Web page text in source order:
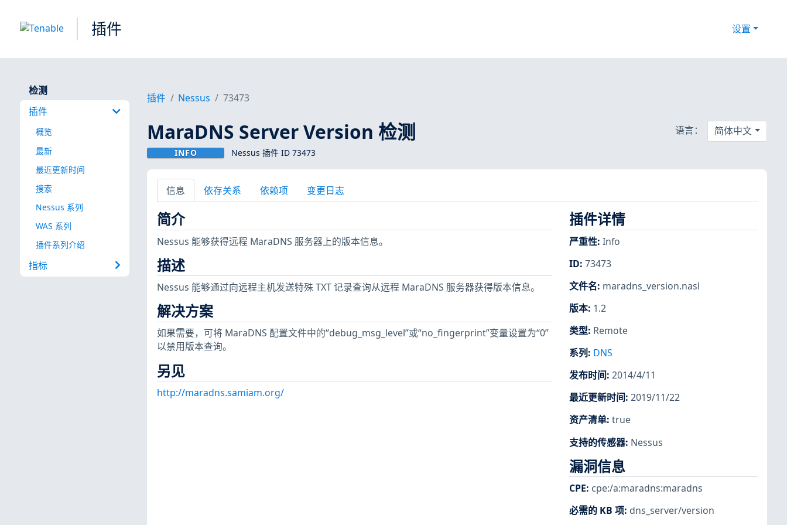
插件 设置
检测
插件
概览
最新
最近更新时间
搜索
Nessus 系列
WAS 系列
插件系列介绍
指标
插件 Nessus 73473
MaraDNS Server Version 检测
INFO Nessus 插件 ID 73473
语言： 简体中文
信息 依存关系 依赖项 变更日志
简介
Nessus 能够获得远程 MaraDNS 服务器上的版本信息。
描述
Nessus 能够通过向远程主机发送特殊 TXT 记录查询从远程 MaraDNS 服务器获得版本信息。
解决方案
如果需要，可将 MaraDNS 配置文件中的“debug_msg_level”或“no_fingerprint”变量设置为“0”
以禁用版本查询。
另见
http://maradns.samiam.org/
插件详情
严重性: Info
ID: 73473
文件名: maradns_version.nasl
版本: 1.2
类型: Remote
系列 : DNS
发布时间: 2014/4/11
最近更新时间: 2019/11/22
资产清单: true
支持的传感器: Nessus
漏洞信息
CPE: cpe:/a:maradns:maradns
必需的 KB 项: dns_server/version